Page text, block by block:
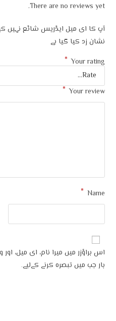
There are no reviews yet.
آپ کا ای میل ایڈریس شائع نہیں
نشان زد کیا گیا ہے
Your rating
*
Your review
*
Name
*
اس براؤزر میں میرا نام، ای میل،
بار جب میں تبصرہ کرنے کےلیے۔